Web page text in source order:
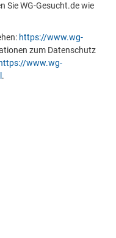
Sie WG-Gesucht.de wie
https://www.wg-
zum Datenschutz
https://www.wg-
.